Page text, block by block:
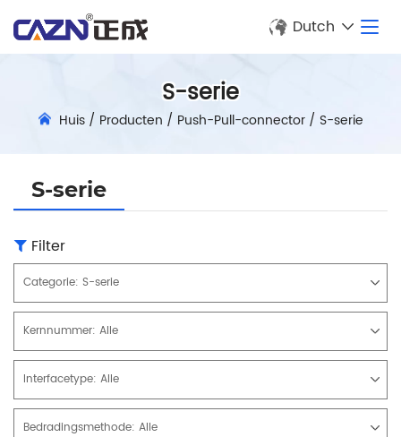
Dutch
S-serie
Huis/ Producten / Push-Pull-connector/ S-serie
S-serie
Filter
Categorie: S-serie
Kernnummer: Alle
Interfacetype: Alle
Bedradingsmethode: Alle